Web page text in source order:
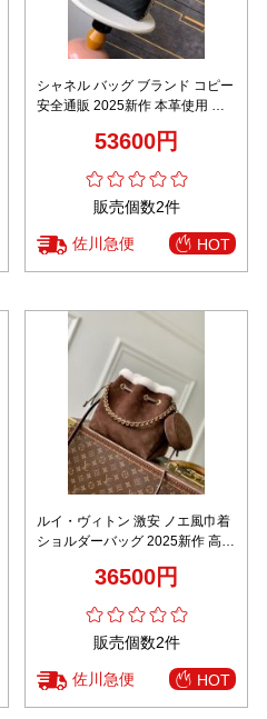
シャネル バッグ ブランド コピー
安全通販 2025新作 本革使用 高
53600円
販売個数2件
佐川急便 HOT
ルイ・ヴィトン 激安 ノエ風巾着
ショルダーバッグ 2025新作 高再
テール 上質感 レビュー高リピ率
36500円
販売個数2件
佐川急便 HOT